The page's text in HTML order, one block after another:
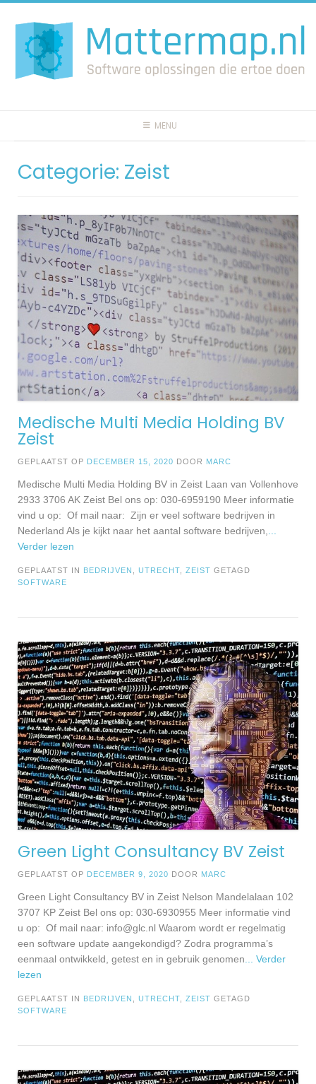
naar
inhoud
MENU
Categorie: Zeist
Medische Multi Media Holding BV
Zeist
GEPLAATST OP DECEMBER 15, 2020 DOOR MARC
Medische Multi Media Holding BV in Zeist Laan van Vollenhove
2933 3706 AK Zeist Bel ons op: 030-6959190 Meer informatie
vind u op: Of mail naar: Zijn er veel software bedrijven in
Nederland Als je kijkt naar het aantal software bedrijven,
Verder lezen
GEPLAATST IN BEDRIJVEN UTRECHT ZEIST GETAGD
SOFTWARE
Green Light Consultancy BV Zeist
GEPLAATST OP DECEMBER 9, 2020 DOOR MARC
Green Light Consultancy BV in Zeist Nelson Mandelalaan 102
3707 KP Zeist Bel ons op: 030-6930955 Meer informatie vind
u op: Of mail naar: info@glc.nl Waarom wordt er regelmatig
een software update aangekondigd? Zodra programma’s
eenmaal ontwikkeld, getest en in gebruik genomen ... Verder
lezen
GEPLAATST IN BEDRIJVEN UTRECHT ZEIST GETAGD
SOFTWARE